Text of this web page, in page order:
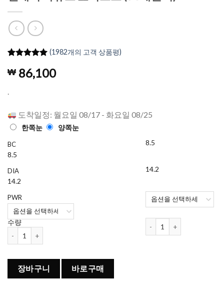
고객 평가
를 기준으
점에
(1982개의 고객 상품평)
₩ 86,100
.
도착일정: 월요일 08/17 - 화요일 08/25
한쪽눈 양쪽눈
BC
8.5
DIA
14.2
PWR
수량
8.5
14.2
장바구니 바로구매